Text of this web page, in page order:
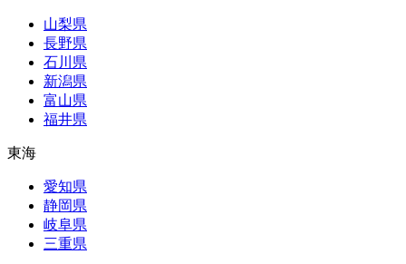
山梨県
長野県
石川県
新潟県
富山県
福井県
東海
愛知県
静岡県
岐阜県
三重県